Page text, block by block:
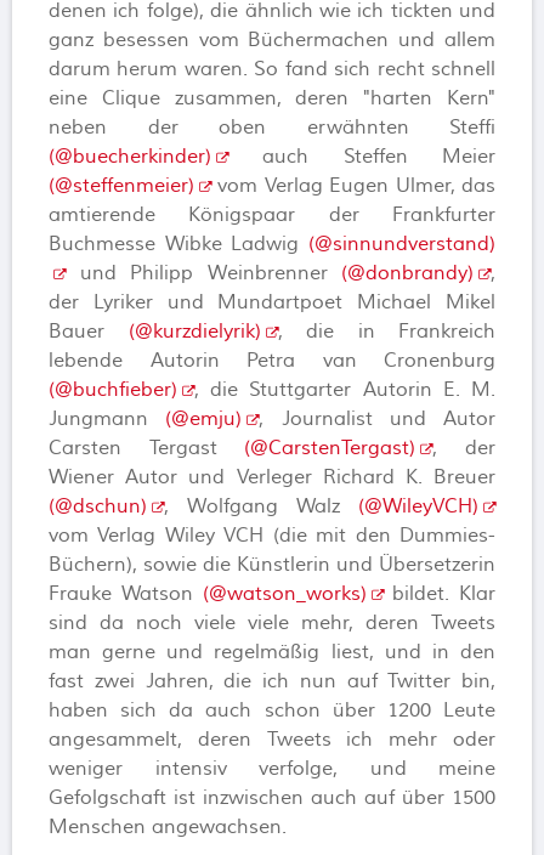
denen ich folge), die ähnlich wie ich tickten und
ganz besessen vom Büchermachen und allem
darum herum waren. So fand sich recht schnell
eine Clique zusammen, deren "harten Kern"
neben der oben erwähnten Steffi
(@buecherkinder)
auch Steffen Meier
(@steffenmeier)
vom Verlag Eugen Ulmer, das
amtierende Königspaar der Frankfurter
Buchmesse Wibke Ladwig (@sinnundverstand)
und Philipp Weinbrenner (@donbrandy)
,
der Lyriker und Mundartpoet Michael Mikel
Bauer (@kurzdielyrik)
, die in Frankreich
lebende Autorin Petra van Cronenburg
(@buchfieber)
, die Stuttgarter Autorin E. M.
Jungmann (@emju)
, Journalist und Autor
Carsten Tergast (@CarstenTergast)
, der
Wiener Autor und Verleger Richard K. Breuer
(@dschun)
, Wolfgang Walz (@WileyVCH)
vom Verlag Wiley VCH (die mit den Dummies-
Büchern), sowie die Künstlerin und Übersetzerin
Frauke Watson (@watson_works)
bildet. Klar
sind da noch viele viele mehr, deren Tweets
man gerne und regelmäßig liest, und in den
fast zwei Jahren, die ich nun auf Twitter bin,
haben sich da auch schon über 1200 Leute
angesammelt, deren Tweets ich mehr oder
weniger intensiv verfolge, und meine
Gefolgschaft ist inzwischen auch auf über 1500
Menschen angewachsen.